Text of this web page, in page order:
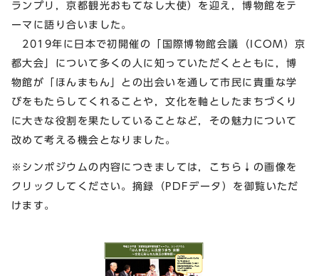
ランプリ，京都観光おもてなし大使）を迎え，博物館をテ
ーマに語り合いました。
2019年に日本で初開催の「国際博物館会議（ICOM）京
都大会」について多くの人に知っていただくとともに，博
物館が「ほんまもん」との出会いを通して市民に貴重な学
びをもたらしてくれることや，文化を軸としたまちづくり
に大きな役割を果たしていることなど，その魅力について
改めて考える機会となりました。
※シンポジウムの内容につきましては，こちら↓の画像を
クリックしてください。摘録（PDFデータ）を御覧いただ
けます。